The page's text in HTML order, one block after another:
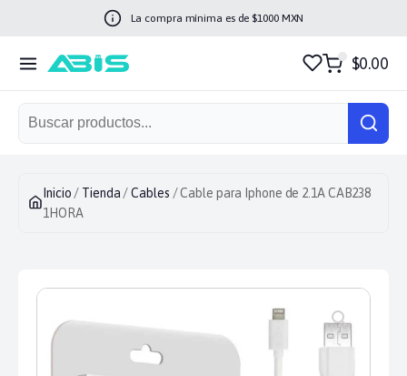
La compra mínima es de $1000MXN
$0.00
Inicio / Tienda /Cables / Cable para Iphone de 2.1A CAB238
1HORA